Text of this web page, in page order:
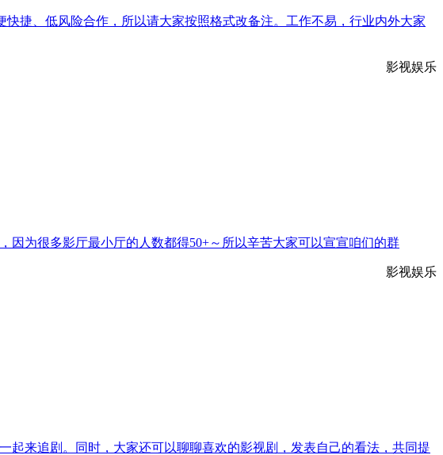
捷、低风险合作，所以请大家按照格式改备注。工作不易，行业内外大家
影视娱乐
为很多影厅最小厅的人数都得50+～所以辛苦大家可以宣宣咱们的群
影视娱乐
来追剧。同时，大家还可以聊聊喜欢的影视剧，发表自己的看法，共同提